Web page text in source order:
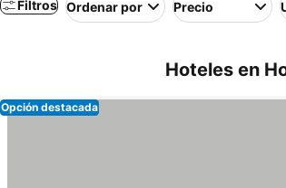
Filtros Ordenar por Precio
Hoteles en
Opción destacada